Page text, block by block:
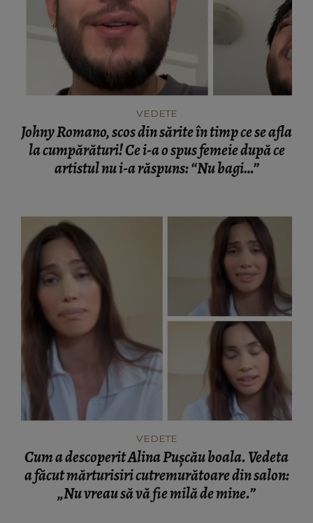
VEDETE
Johny Romano, scos din sărite în timp ce se afla
la cumpărături! Ce i-a o spus femeie după ce
artistul nu i-a răspuns: “Nu bagi…”
VEDETE
Cum a descoperit Alina Pușcău boala. Vedeta
a făcut mărturisiri cutremurătoare din salon:
„Nu vreau să vă fie milă de mine.”